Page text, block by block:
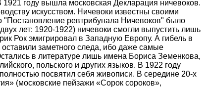
1921 году вышла московская Декларация ничевоков.
искусством. Ничевоки известны своими
"Постановление ревтрибунала Ничевоков" было
лет: 1920-1922) ничевоки смогли выпустить лишь
Рок эмигрировал в Западную Европу. А гибель в
заметного следа, ибо даже самые
в литературе лишь имена Бориса Земенкова,
польского и других языков. В 1922 году
посвятил себя живописи. В середине 20-х
(московские пейзажи «Сорок сороков»,